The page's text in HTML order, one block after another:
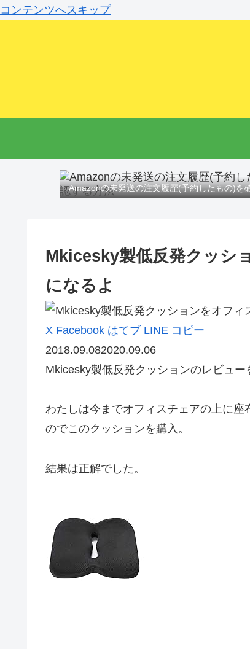
コンテンツへスキップ
Amazonの未発送の注文履歴(予約したもの)を
Mkicesky製低反発クッシ
になるよ
X Facebook はてブ LINE コピー
2018.09.082020.09.06
Mkicesky製低反発クッションのレビュー
わたしは今までオフィスチェアの上に
のでこのクッションを購入。
結果は正解でした。